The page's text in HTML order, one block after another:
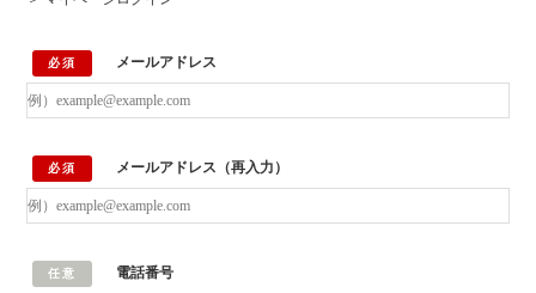
必須 メールアドレス
必須 メールアドレス（再入力）
任意 電話番号